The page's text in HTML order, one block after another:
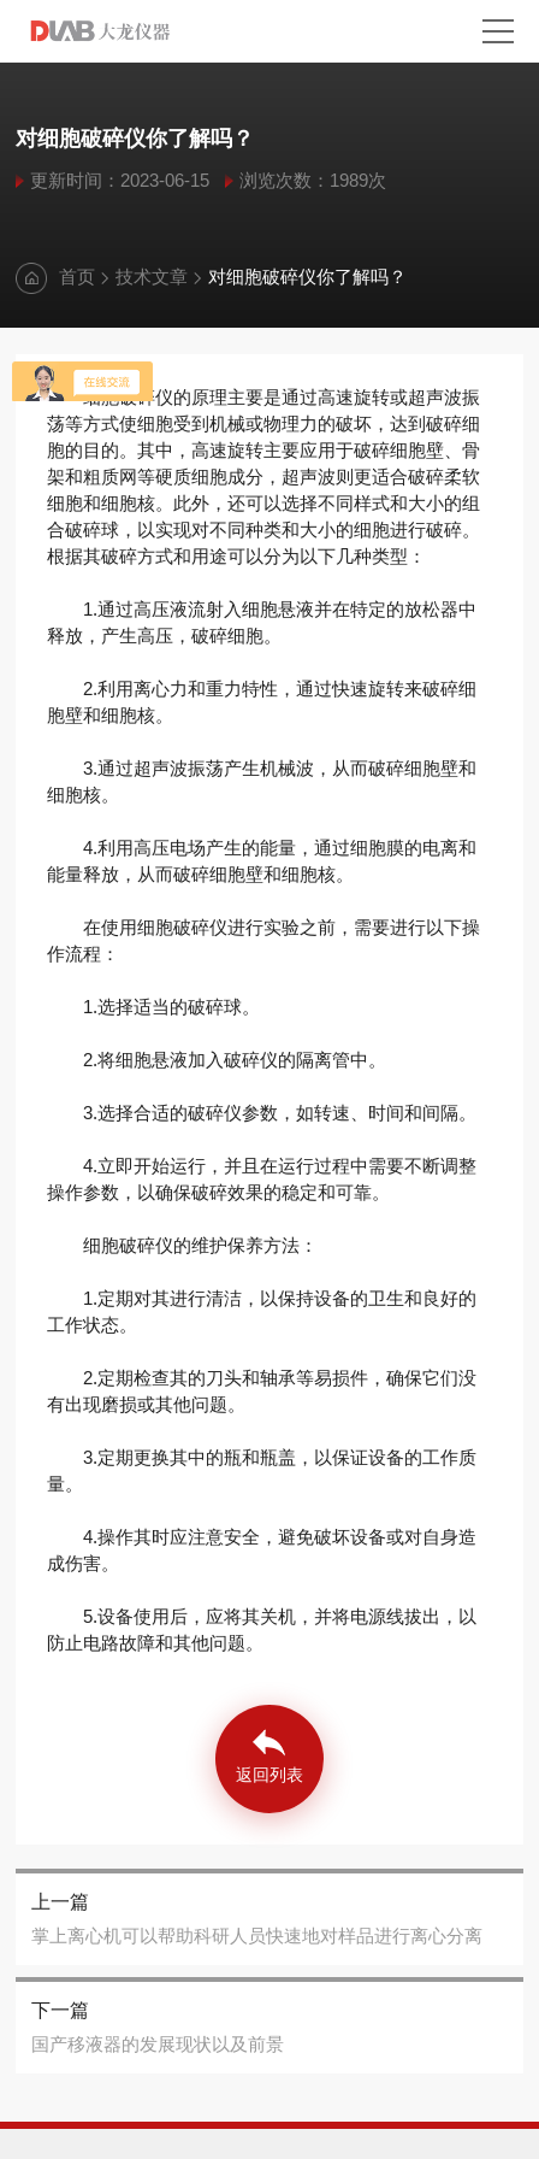
对细胞破碎仪你了解吗？
更新时间：2023-06-15 浏览次数：1989次
首页 技术文章 对细胞破碎仪你了解吗？
细胞破碎仪的原理主要是通过高速旋转或超声波振
荡等方式使细胞受到机械或物理力的破坏，达到破碎细
胞的目的。其中，高速旋转主要应用于破碎细胞壁、骨
架和粗质网等硬质细胞成分，超声波则更适合破碎柔软
细胞和细胞核。此外，还可以选择不同样式和大小的组
合破碎球，以实现对不同种类和大小的细胞进行破碎。
根据其破碎方式和用途可以分为以下几种类型：
1.通过高压液流射入细胞悬液并在特定的放松器中
释放，产生高压，破碎细胞。
2.利用离心力和重力特性，通过快速旋转来破碎细
胞壁和细胞核。
3.通过超声波振荡产生机械波，从而破碎细胞壁和
细胞核。
4.利用高压电场产生的能量，通过细胞膜的电离和
能量释放，从而破碎细胞壁和细胞核。
在使用细胞破碎仪进行实验之前，需要进行以下操
作流程：
1.选择适当的破碎球。
2.将细胞悬液加入破碎仪的隔离管中。
3.选择合适的破碎仪参数，如转速、时间和间隔。
4.立即开始运行，并且在运行过程中需要不断调整
操作参数，以确保破碎效果的稳定和可靠。
细胞破碎仪的维护保养方法：
1.定期对其进行清洁，以保持设备的卫生和良好的
工作状态。
2.定期检查其的刀头和轴承等易损件，确保它们没
有出现磨损或其他问题。
3.定期更换其中的瓶和瓶盖，以保证设备的工作质
量。
4.操作其时应注意安全，避免破坏设备或对自身造
成伤害。
5.设备使用后，应将其关机，并将电源线拔出，以
防止电路故障和其他问题。
返回列表
上一篇
掌上离心机可以帮助科研人员快速地对样品进行离心分离
下一篇
国产移液器的发展现状以及前景